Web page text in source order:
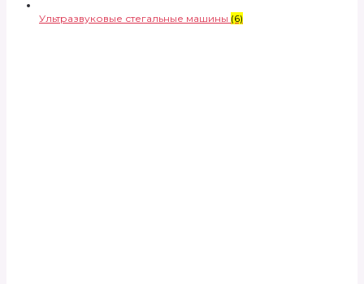
Ультразвуковые стегальные машины (6)